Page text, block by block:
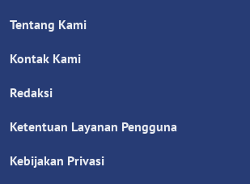
Tentang Kami
Kontak Kami
Redaksi
Ketentuan Layanan Pengguna
Kebijakan Privasi